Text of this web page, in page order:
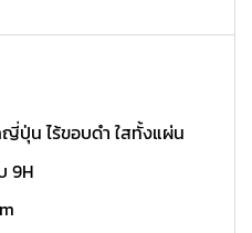
ปุ่น ไร้ขอบดำ ใสทั้งแผ่น
9H